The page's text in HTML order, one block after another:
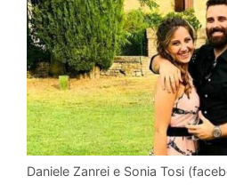
Daniele Zanrei e Sonia Tosi